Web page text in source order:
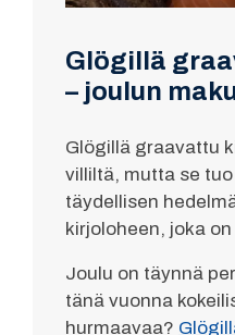
Glögillä
– joulun
Glögillä graavattu
villiltä, mutta se
täydellisen
kirjoloheen, joka
Joulu on täynnä
tänä vuonna
hurmaavaa?